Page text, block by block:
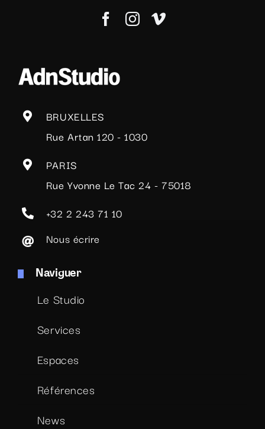
BRUXELLES
Rue Artan 120 - 1030
PARIS
Rue Yvonne Le Tac 24 - 75018
+32 2 243 71 10
Nous écrire
Naviguer
Le Studio
Services
Espaces
Références
News